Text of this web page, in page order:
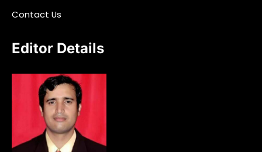
Contact Us
Editor Details